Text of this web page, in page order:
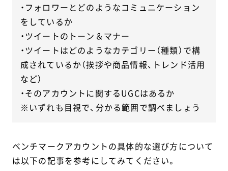
・フォロワーとどのようなコミュニケーション
をしているか
・ツイートのトーン＆マナー
・ツイートはどのようなカテゴリー（種類）で構
成されているか（挨拶や商品情報、トレンド活用
など）
・そのアカウントに関するUGCはあるか
※いずれも目視で、分かる範囲で調べましょう
ベンチマークアカウントの具体的な選び方について
は以下の記事を参考にしてみてください。